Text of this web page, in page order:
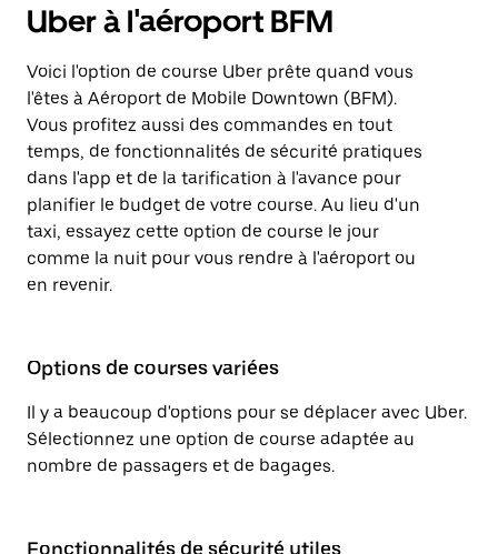
Uber à l'aéroport BFM
Voici l'option de course Uber prête quand vous
l'êtes à Aéroport de Mobile Downtown (BFM).
Vous profitez aussi des commandes en tout
temps, de fonctionnalités de sécurité pratiques
dans l'app et de la tarification à l'avance pour
planifier le budget de votre course. Au lieu d'un
taxi, essayez cette option de course le jour
comme la nuit pour vous rendre à l'aéroport ou
en revenir.
Options de courses variées
Il y a beaucoup d'options pour se déplacer avec Uber.
Sélectionnez une option de course adaptée au
nombre de passagers et de bagages.
Fonctionnalités de sécurité utiles